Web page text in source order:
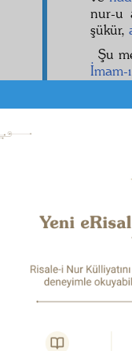
nur-u
şükür,
Şu
İmam-
Dipnot-2
"Hiçbir